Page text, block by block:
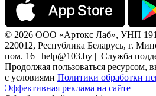
© 2026 ООО «Артокс Лаб», УНП
220012, Республика Беларусь, г.
пом. 16 | help@103.by | Служба
Продолжая пользоваться ресурсом,
с условиями Политики обработки
Эффективная реклама на сайте